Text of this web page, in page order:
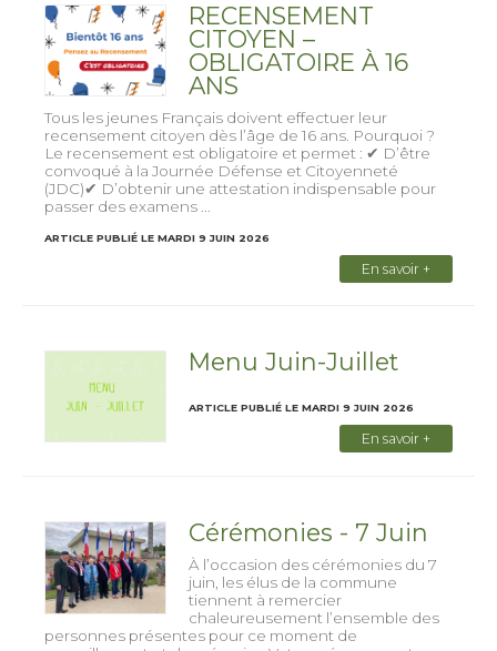
RECENSEMENT
CITOYEN –
OBLIGATOIRE À 16
ANS
Tous les jeunes Français doivent effectuer leur
recensement citoyen dès l’âge de 16 ans. Pourquoi ?
Le recensement est obligatoire et permet : ✔ D’être
convoqué à la Journée Défense et Citoyenneté
(JDC)✔ D’obtenir une attestation indispensable pour
passer des examens ...
ARTICLE PUBLIÉ LE MARDI 9 JUIN 2026
En savoir +
Menu Juin-Juillet
ARTICLE PUBLIÉ LE MARDI 9 JUIN 2026
En savoir +
Cérémonies - 7 Juin
À l’occasion des cérémonies du 7
juin, les élus de la commune
tiennent à remercier
chaleureusement l’ensemble des
personnes présentes pour ce moment de